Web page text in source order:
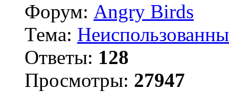
Форум: Angry Birds
Тема:
Ответы: 128
Просмотры: 27947